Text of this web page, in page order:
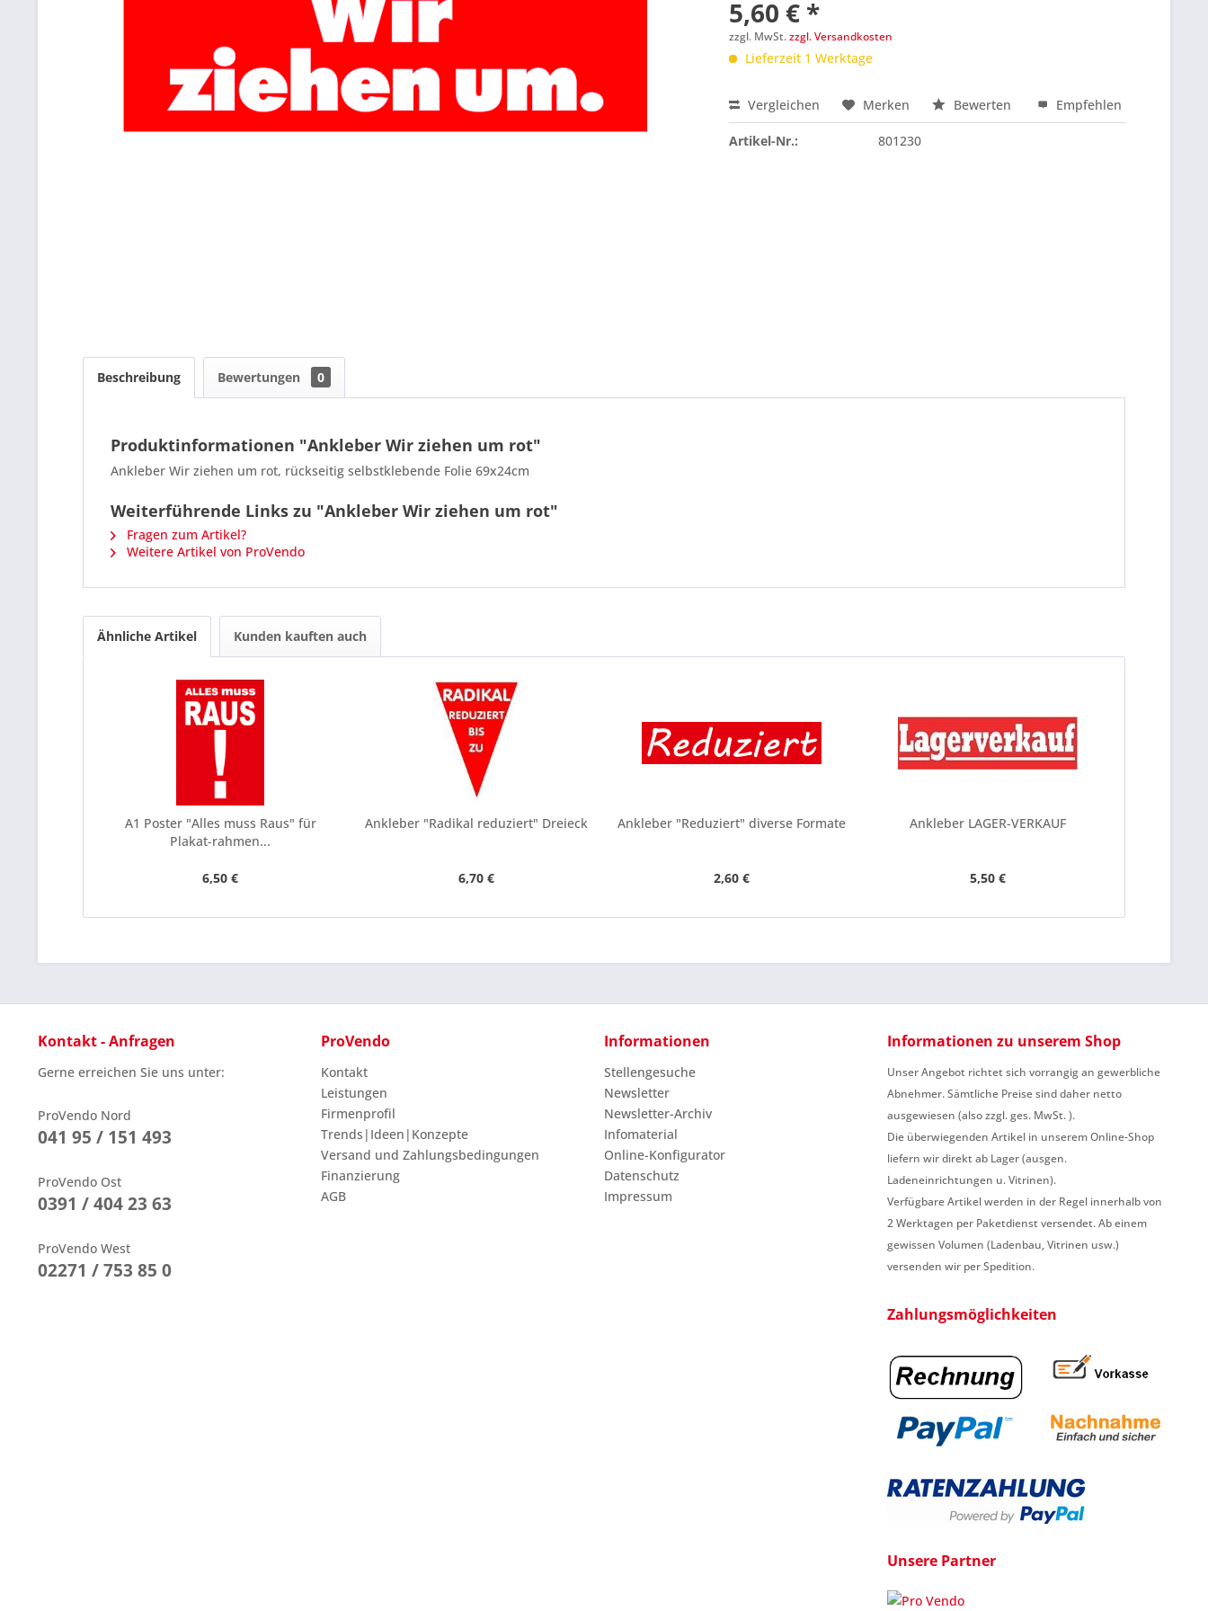
5,60 € *
zzgl. MwSt.zzgl. Versandkosten
Lieferzeit 1 Werktage
Preis anfragen
Mit * gekennzeichnete Felder sind Pflichtfelder.
Senden
Vergleichen Merken Bewerten Empfehlen
Artikel-Nr.: 801230
Beschreibung Bewertungen 0
Produktinformationen "Ankleber Wir ziehen um rot"
Ankleber Wir ziehen um rot, rückseitig selbstklebende Folie 69x24cm
Weiterführende Links zu "Ankleber Wir ziehen um rot"
Fragen zum Artikel?
Weitere Artikel von ProVendo
Ähnliche Artikel Kunden kauften auch
A1 Poster "Alles muss Raus" für
Plakat-rahmen...
6,50 €
Ankleber "Radikal reduziert" Dreieck
6,70 €
Ankleber "Reduziert" diverse Formate
2,60 €
Ankleber LAGER-VERKAUF
5,50 €
Kontakt - Anfragen
Gerne erreichen Sie uns unter:
ProVendo Nord
041 95 / 151 493
ProVendo Ost
0391 / 404 23 63
ProVendo West
02271 / 753 85 0
ProVendo
Kontakt
Leistungen
Firmenprofil
Trends|Ideen|Konzepte
Versand und Zahlungsbedingungen
Finanzierung
AGB
Informationen
Stellengesuche
Newsletter
Newsletter-Archiv
Infomaterial
Online-Konfigurator
Datenschutz
Impressum
Informationen zu unserem Shop
Unser Angebot richtet sich vorrangig an gewerbliche
Abnehmer. Sämtliche Preise sind daher netto
ausgewiesen (also zzgl. ges. MwSt. ).
Die überwiegenden Artikel in unserem Online-Shop
liefern wir direkt ab Lager (ausgen.
Ladeneinrichtungen u. Vitrinen).
Verfügbare Artikel werden in der Regel innerhalb von
2 Werktagen per Paketdienst versendet. Ab einem
gewissen Volumen (Ladenbau, Vitrinen usw.)
versenden wir per Spedition.
Zahlungsmöglichkeiten
Unsere Partner